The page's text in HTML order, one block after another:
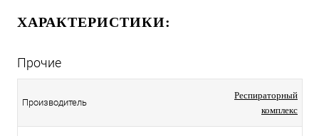
ХАРАКТЕРИСТИКИ:
Прочие
Производитель
Респираторный
комплекс